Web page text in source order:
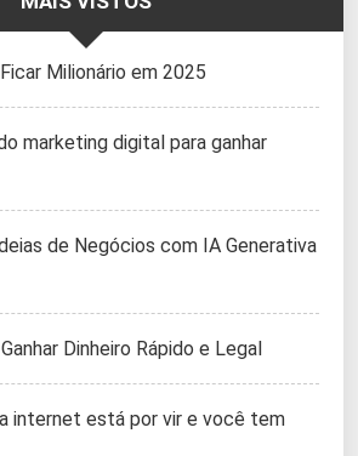
Milionário em 2025
marketing digital para ganhar
de Negócios com IA Generativa
Dinheiro Rápido e Legal
internet está por vir e você tem